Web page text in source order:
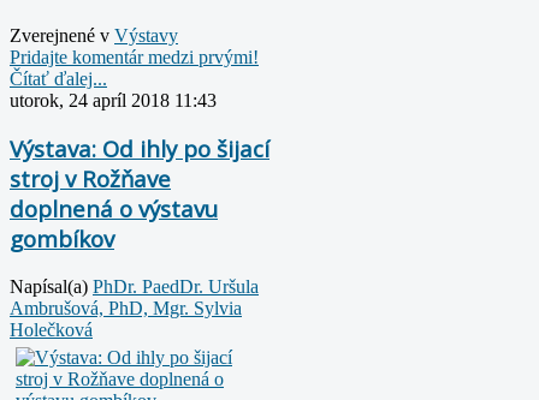
Zverejnené v Výstavy
Pridajte komentár medzi prvými!
Čítať ďalej...
utorok, 24 apríl 2018 11:43
Výstava: Od ihly po šijací
stroj v Rožňave
doplnená o výstavu
gombíkov
Napísal(a) PhDr. PaedDr. Uršula
Ambrušová, PhD, Mgr. Sylvia
Holečková